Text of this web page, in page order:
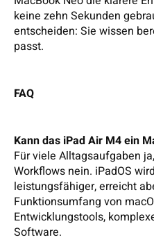
keine zehn Sekunden
entscheiden: Sie wissen
passt.
FAQ
Kann das iPad Air M4 ein
Für viele Alltagsaufgaben
Workflows nein. iPadOS
leistungsfähiger, erreicht
Funktionsumfang von
Entwicklungstools,
Software.